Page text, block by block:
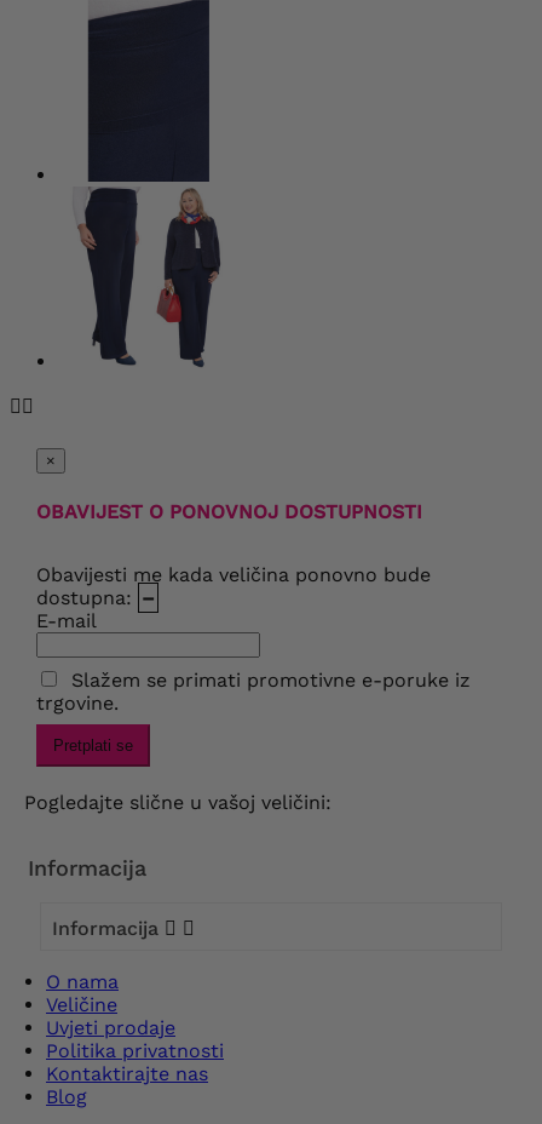
 
×
OBAVIJEST O PONOVNOJ DOSTUPNOSTI
Obavijesti me kada veličina ponovno bude
dostupna: –
E-mail
Slažem se primati promotivne e-poruke iz
trgovine.
Pretplati se
Pogledajte slične u vašoj veličini:
Informacija
Informacija  
O nama
Veličine
Uvjeti prodaje
Politika privatnosti
Kontaktirajte nas
Blog